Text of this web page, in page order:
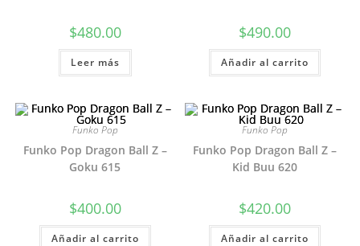
$480.00
Leer más
$490.00
Añadir al carrito
Funko Pop
Funko Pop Dragon Ball Z –
Goku 615
$400.00
Añadir al carrito
Funko Pop
Funko Pop Dragon Ball Z –
Kid Buu 620
$420.00
Añadir al carrito